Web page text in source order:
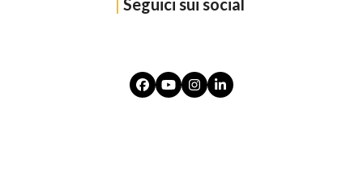
| Seguici sui social
Facebook
YouTubeInstagram
LinkedIn